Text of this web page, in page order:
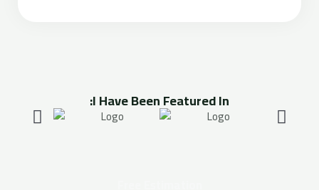
I Have Been Featured In: